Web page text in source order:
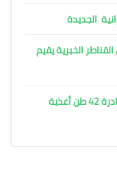
الجديدة
الخبرية يقيم
ضربة قوية لتجار اللحوم الفاسدة ومصادرة 42 طن أغذية